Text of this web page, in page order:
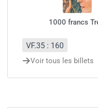
1000 francs
Voir tous les billets
VF.35 : 160